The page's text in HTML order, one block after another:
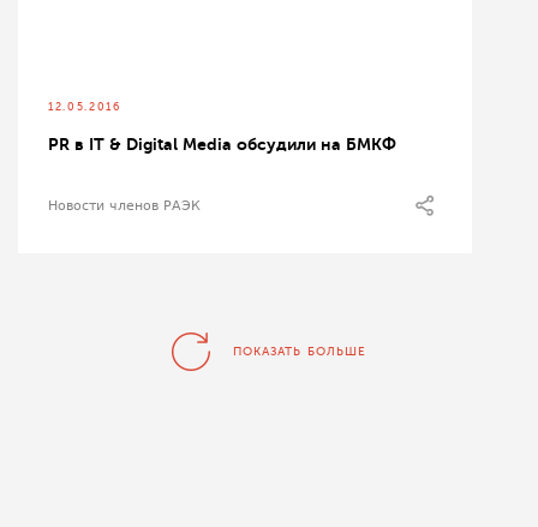
12.05.2016
PR в IT & Digital Media обсудили на БМКФ
Новости членов РАЭК
ПОКАЗАТЬ БОЛЬШЕ